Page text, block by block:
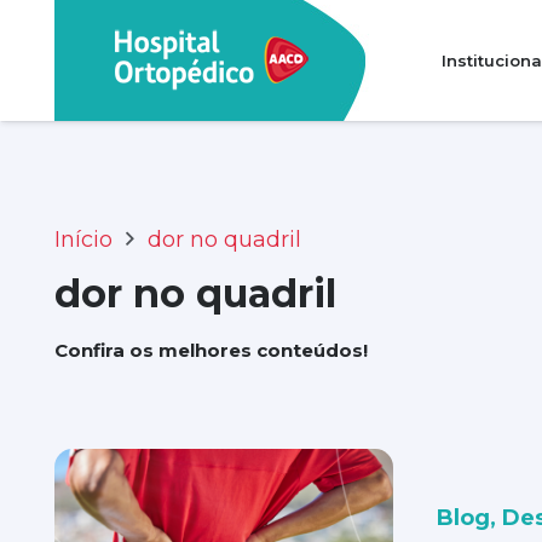
Início dor no quadril
dor no quadril
Confira os melhores conteúdos!
Blog,